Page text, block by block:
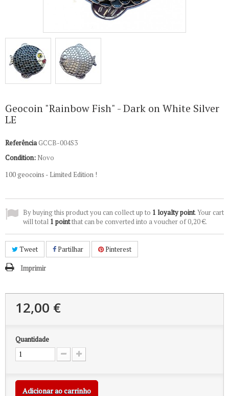
Geocoin "Rainbow Fish" - Dark on White Silver
LE
ReferênciaGCCB-004S3
Condition: Novo
100 geocoins - Limited Edition !
By buying this product you can collect up to 1 loyalty point. Your cart
will total 1 pointthat can be converted into a voucher of0,20 €.
Tweet Partilhar Pinterest
Imprimir
12,00 €
Quantidade
Adicionar ao carrinho